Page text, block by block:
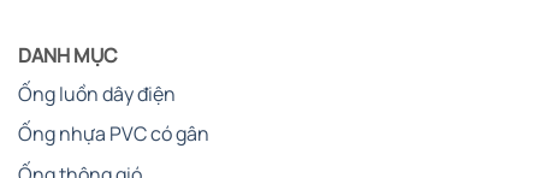
DANH MỤC
Ống luồn dây điện
Ống nhựa PVC có gân